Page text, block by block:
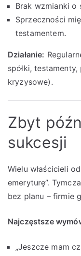
Brak wzmianki o
Sprzeczności
testamentem.
Działanie:
spółki,
kryzysowe).
Zbyt
sukcesji
Wielu właścicieli
emeryturę”.
bez planu – firmie
Najczęstsze
„Jeszcze mam